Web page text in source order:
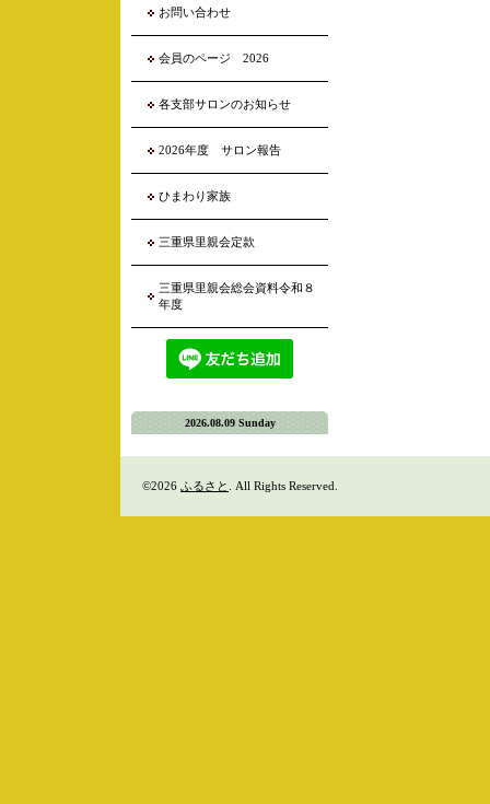
お問い合わせ
会員のページ 2026
各支部サロンのお知らせ
2026年度 サロン報告
ひまわり家族
三重県里親会定款
三重県里親会総会資料令和８
年度
2026.08.09 Sunday
©2026 ふるさと . All Rights Reserved.